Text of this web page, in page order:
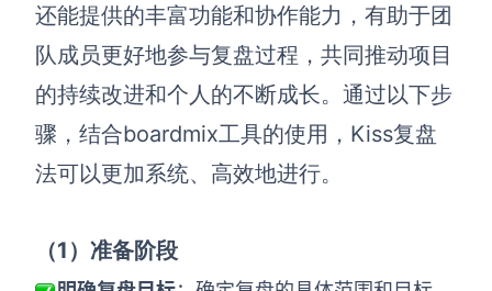
模板社区
企业服务
私有化部署
管理功能定制 · 专业部署方案
用boardmix提升团队协作效率
还能提供的丰富功能和协作能力，有助于团
队成员更好地参与复盘过程，共同推动项目
的持续改进和个人的不断成长。通过以下步
骤，结合boardmix工具的使用，Kiss复盘
法可以更加系统、高效地进行。
（1 ）准备阶段